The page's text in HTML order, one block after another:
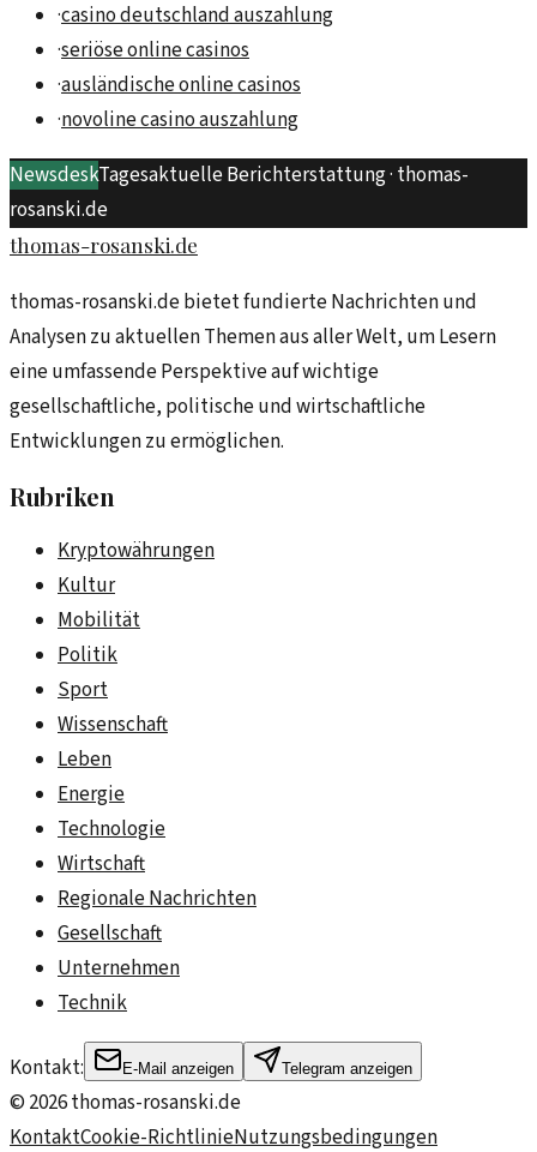
·casino deutschland auszahlung
·seriöse online casinos
·ausländische online casinos
·novoline casino auszahlung
NewsdeskTagesaktuelle Berichterstattung · thomas-
rosanski.de
thomas-rosanski.de
thomas-rosanski.de bietet fundierte Nachrichten und
Analysen zu aktuellen Themen aus aller Welt, um Lesern
eine umfassende Perspektive auf wichtige
gesellschaftliche, politische und wirtschaftliche
Entwicklungen zu ermöglichen.
Rubriken
Kryptowährungen
Kultur
Mobilität
Politik
Sport
Wissenschaft
Leben
Energie
Technologie
Wirtschaft
Regionale Nachrichten
Gesellschaft
Unternehmen
Technik
Kontakt: E-Mail anzeigen Telegram anzeigen
© 2026thomas-rosanski.de
KontaktCookie-RichtlinieNutzungsbedingungen